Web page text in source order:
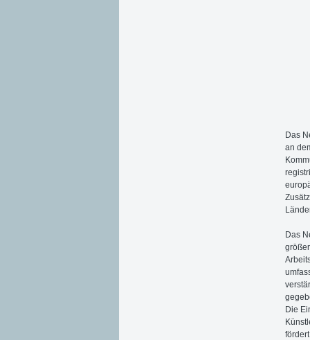
Das
an
Das
Die